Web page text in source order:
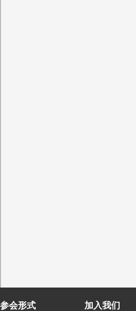
参会形式 加入我们